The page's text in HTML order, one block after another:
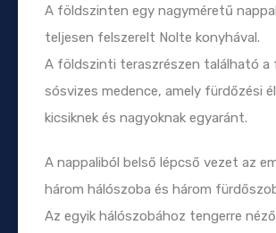
A földszinten egy nagyméretű
teljesen felszerelt Nolte konyhával.
A földszinti teraszrészen található
sósvizes medence, amely fürdőzési
kicsiknek és nagyoknak egyaránt.
A nappaliból belső lépcső vezet az
három hálószoba és három
Az egyik hálószobához tengerre